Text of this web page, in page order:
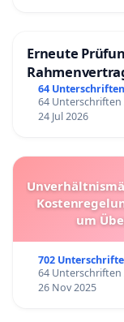
Erneute
64 Unterschriften
64 Unterschriften
24 Jul 2026
um
702
64 Unterschriften
26 Nov 2025